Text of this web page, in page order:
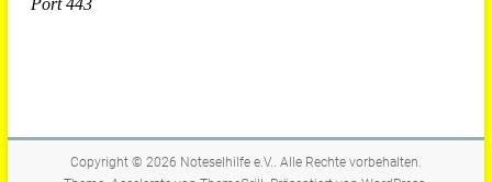
Copyright © 2026 Noteselhilfe e.V.. Alle Rechte vorbehalten.